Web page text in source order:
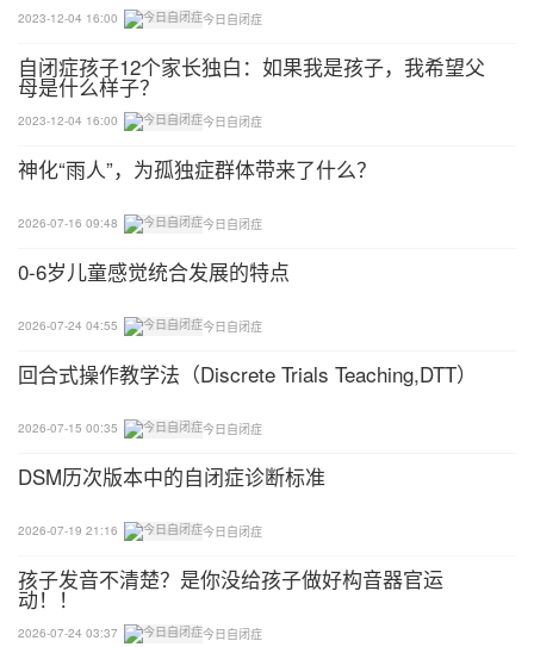
莎莎爱花，她的父亲王强决定教她一些她最喜爱的花
的名字。当他们在花园里散步时，王强指着玫瑰问
道：“那是什么花？”他鼓励莎拉说“玫瑰”。莎拉说“玫
瑰”。王强说“莎拉好孩子”。王强指着另外一朵玫瑰
问：“这是一朵什么花？”莎拉说：“玫瑰。”王强说：
呀？”莎拉说：“玫瑰”。王强说：“不对，莎拉，那是
水仙花”。他指着另外一朵水仙花，问：“那是什么花
后，王强指着一朵雏菊问：“那是什么花？”，莎拉开
始感到嘀咕并开始感到不安。
在这一例子当中，王强没有将维持性任务同获得任务
在花园里散步并不令人愉快。在以后的日子里，当王
强要再次带莎拉去花园时，她试图完全回避这一经
验。
2023-12-04 16:00 今日自闭症
自闭症孩子12个家长独白：如果我是孩子，我希望父
母是什么样子？
2023-12-04 16:00 今日自闭症
神化“雨人”，为孤独症群体带来了什么？
2026-07-16 09:48 今日自闭症
0-6岁儿童感觉统合发展的特点
2026-07-24 04:55 今日自闭症
回合式操作教学法（Discrete Trials Teaching,DTT）
2026-07-15 00:35 今日自闭症
DSM历次版本中的自闭症诊断标准
2026-07-19 21:16 今日自闭症
孩子发音不清楚？是你没给孩子做好构音器官运
动！！
2026-07-24 03:37 今日自闭症